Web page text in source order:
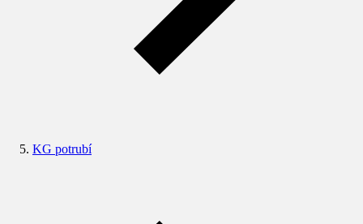
KG potrubí